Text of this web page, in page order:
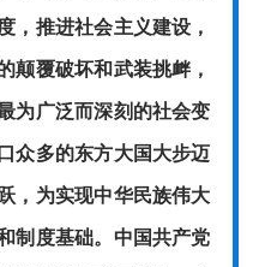
，推进社会主义建设，
颠覆破坏和武装挑衅，
为广泛而深刻的社会变
众多的东方大国大步迈
，为实现中华民族伟大
制度基础。中国共产党